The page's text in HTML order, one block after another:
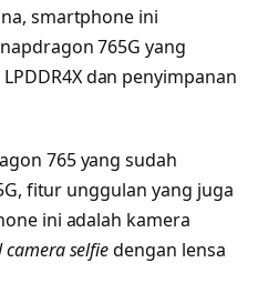
smartphone ini
765G yang
dan penyimpanan
765 yang sudah
fitur unggulan yang juga
ini adalah kamera
camera selfiedengan lensa